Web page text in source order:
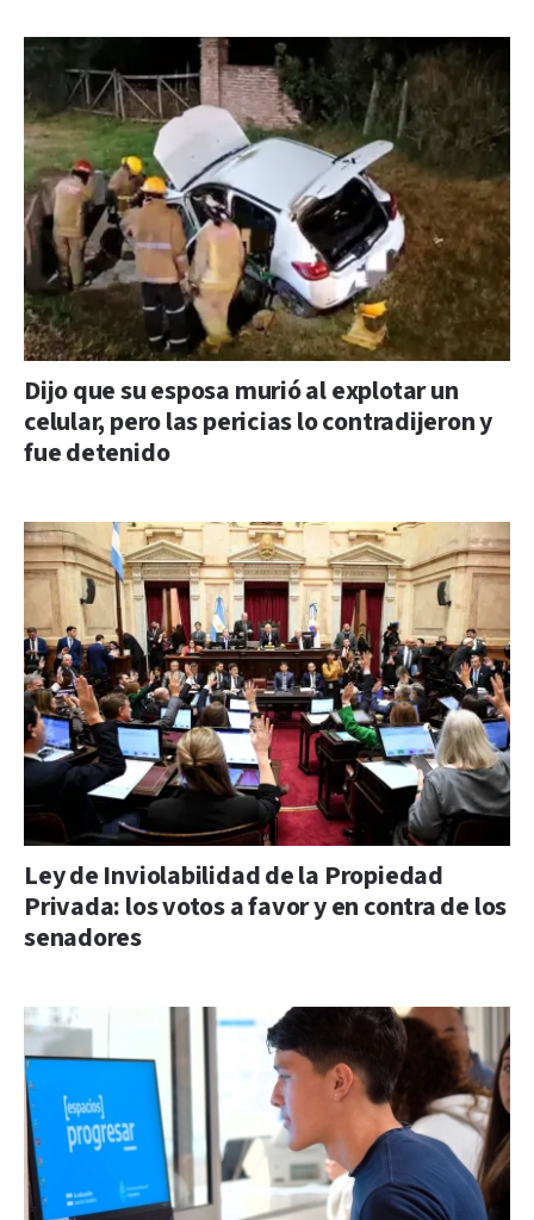
Dijo que su esposa murió al explotar un
celular, pero las pericias lo contradijeron y
fue detenido
Ley de Inviolabilidad de la Propiedad
Privada: los votos a favor y en contra de los
senadores